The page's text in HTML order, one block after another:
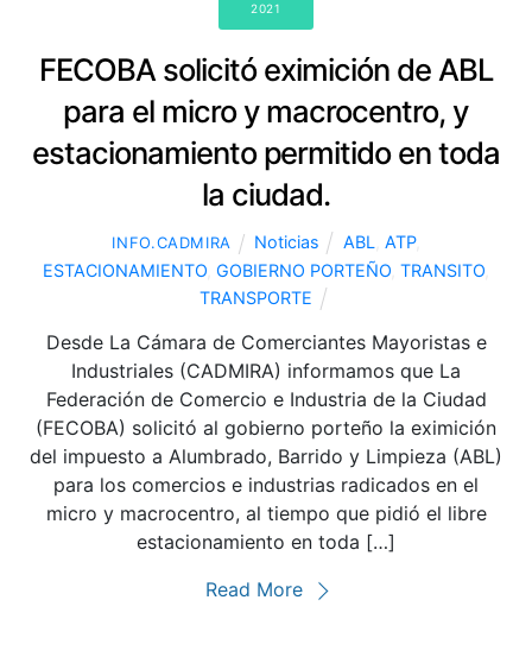
2021
FECOBA solicitó eximición de ABL
para el micro y macrocentro, y
estacionamiento permitido en toda
la ciudad.
INFO.CADMIRA Noticias ABL ATP,
ESTACIONAMIENTO GOBIERNO PORTEÑO TRANSITO
TRANSPORTE
Desde La Cámara de Comerciantes Mayoristas e
Industriales (CADMIRA) informamos que La
Federación de Comercio e Industria de la Ciudad
(FECOBA) solicitó al gobierno porteño la eximición
del impuesto a Alumbrado, Barrido y Limpieza (ABL)
para los comercios e industrias radicados en el
micro y macrocentro, al tiempo que pidió el libre
estacionamiento en toda […]
Read More